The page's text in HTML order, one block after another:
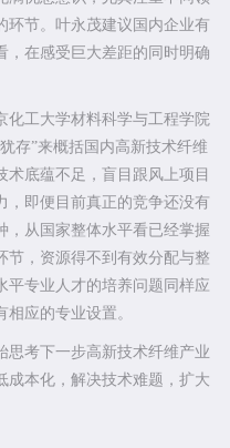
环节。叶永茂建议国内企业有
，在感受巨大差距的同时明确
工大学材料科学与工程学院
存”来概括国内高新技术纤维
底蕴不足，盲目跟风上项目
，即便目前真正的竞争还没有
，从国家整体水平看已经掌握
节，资源得不到有效分配与整
平专业人才的培养问题同样应
应的专业设置。
考下一步高新技术纤维产业
成本化，解决技术难题，扩大